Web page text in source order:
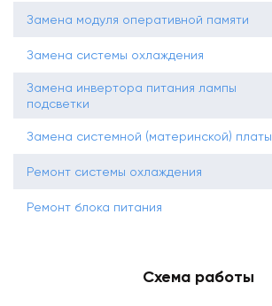
Замена модуля оперативной памяти
Замена системы охлаждения
Замена инвертора питания лампы
подсветки
Замена системной (материнской) платы
Ремонт системы охлаждения
Ремонт блока питания
Схема работы